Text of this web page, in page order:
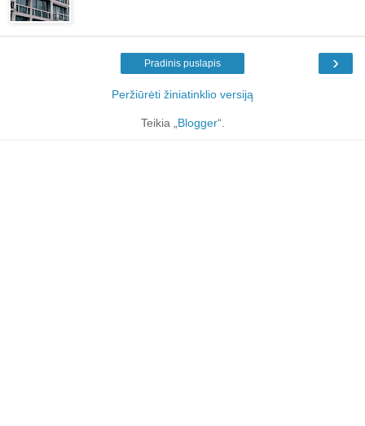
›
Pradinis puslapis
Peržiūrėti žiniatinklio versiją
Teikia „Blogger“.